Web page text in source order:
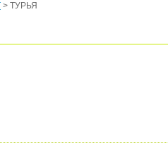
> ТУРЬЯ